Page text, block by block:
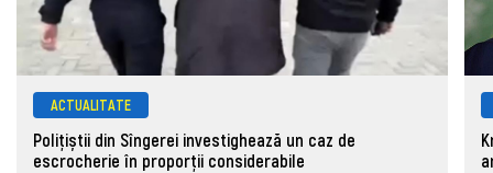
ACTUALITATE
Polițiștii din Sîngerei investighează un caz de
escrocherie în proporții considerabile